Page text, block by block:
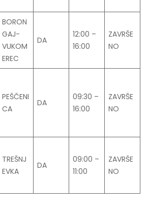
BORON
GAJ-
VUKOM
EREC
DA
12:00 –
16:00
ZAVRŠE
NO
PEŠČENI
CA
DA
09:30 –
16:00
ZAVRŠE
NO
TREŠNJ
EVKA
DA
09:00 –
11:00
ZAVRŠE
NO